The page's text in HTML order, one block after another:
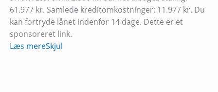
61.977 kr. Samlede kreditomkostninger: 11.977 kr. Du
kan fortryde lånet indenfor 14 dage. Dette er et
sponsoreret link.
Læs mereSkjul